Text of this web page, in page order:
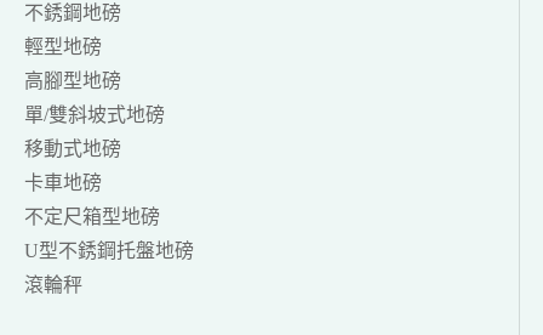
不銹鋼地磅
輕型地磅
高腳型地磅
單/雙斜坡式地磅
移動式地磅
卡車地磅
不定尺箱型地磅
U型不銹鋼托盤地磅
滾輪秤